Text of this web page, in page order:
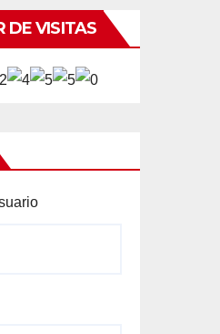
DE VISITAS